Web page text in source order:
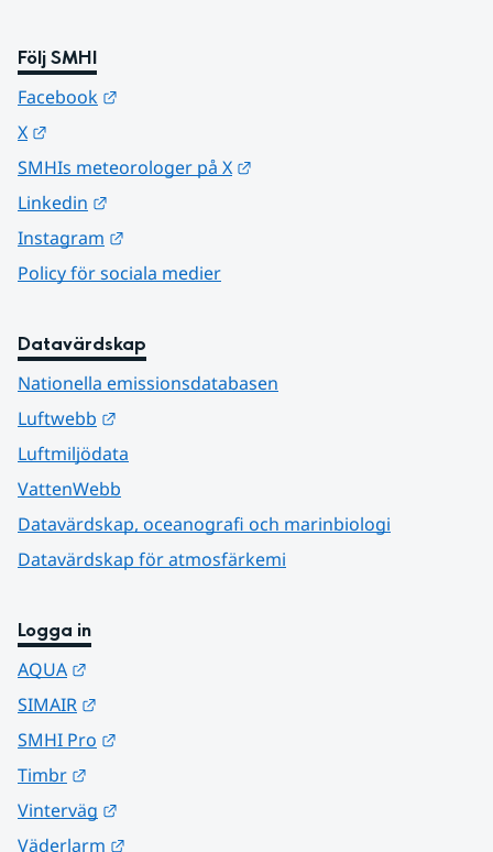
Följ SMHI
Facebook
X
SMHIs meteorologer på X
Linkedin
Instagram
Policy för sociala medier
Datavärdskap
Nationella emissionsdatabasen
Luftwebb
Luftmiljödata
VattenWebb
Datavärdskap, oceanografi och marinbiologi
Datavärdskap för atmosfärkemi
Logga in
AQUA
SIMAIR
SMHI Pro
Timbr
Vinterväg
Väderlarm